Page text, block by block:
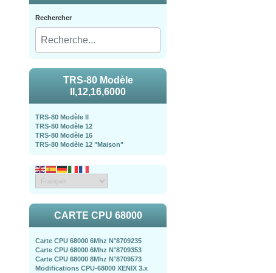
Rechercher
TRS-80 Modèle
II,12,16,6000
TRS-80 Modèle II
TRS-80 Modèle 12
TRS-80 Modèle 16
TRS-80 Modèle 12 "Maison"
CARTE CPU 68000
Carte CPU 68000 6Mhz N°8709235
Carte CPU 68000 6Mhz N°8709353
Carte CPU 68000 8Mhz N°8709573
Modifications CPU-68000 XENIX 3.x